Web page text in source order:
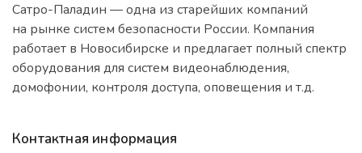
Сатро-Паладин — одна из старейших компаний
на рынке систем безопасности России. Компания
работает в Новосибирске и предлагает полный спектр
оборудования для систем видеонаблюдения,
домофонии, контроля доступа, оповещения и т.д.
Контактная информация